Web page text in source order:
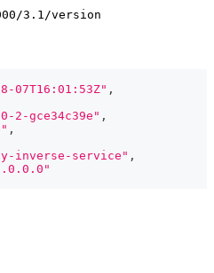
3.1/version
07T16:01:53Z" ,
2-gce34c39e" ,
,
inverse-service" ,